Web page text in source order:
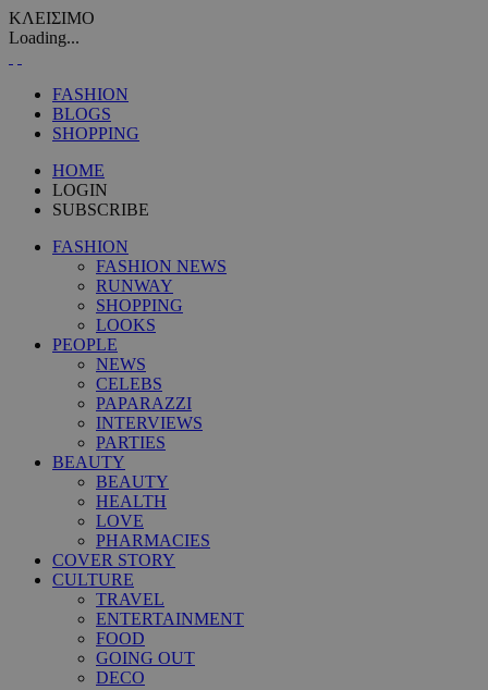
ΚΛΕΙΣΙΜΟ
Loading...
FASHION
BLOGS
SHOPPING
HOME
LOGIN
SUBSCRIBE
FASHION
FASHION NEWS
RUNWAY
SHOPPING
LOOKS
PEOPLE
NEWS
CELEBS
PAPARAZZI
INTERVIEWS
PARTIES
BEAUTY
BEAUTY
HEALTH
LOVE
PHARMACIES
COVER STORY
CULTURE
TRAVEL
ENTERTAINMENT
FOOD
GOING OUT
DECO